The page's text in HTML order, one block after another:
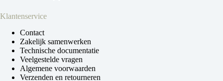
Klantenservice
Contact
Zakelijk samenwerken
Technische documentatie
Veelgestelde vragen
Algemene voorwaarden
Verzenden en retourneren